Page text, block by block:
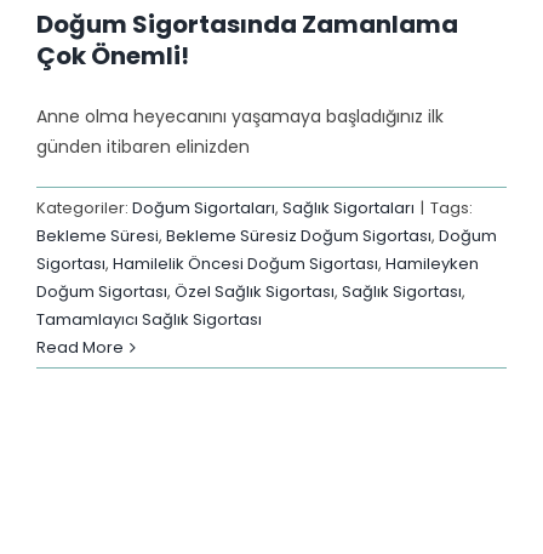
Doğum Sigortasında Zamanlama
Çok Önemli!
Anne olma heyecanını yaşamaya başladığınız ilk
günden itibaren elinizden
Kategoriler: Doğum Sigortaları, Sağlık Sigortaları | Tags:
Bekleme Süresi, Bekleme Süresiz Doğum Sigortası, Doğum
Sigortası, Hamilelik Öncesi Doğum Sigortası, Hamileyken
Doğum Sigortası, Özel Sağlık Sigortası, Sağlık Sigortası,
Tamamlayıcı Sağlık Sigortası
Read More